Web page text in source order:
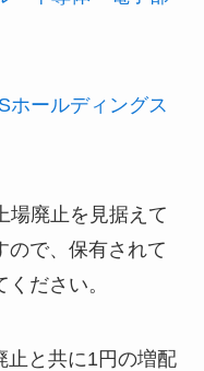
ホールディングス
場廃止を見据えて
ので、保有されて
ださい。
止と共に1円の増配